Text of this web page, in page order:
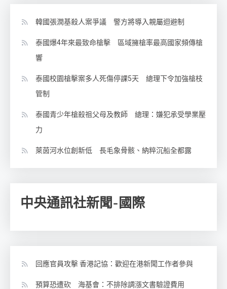
韓國張潤基殺人案爭議 警方將導入親屬迴避制
泰國爆4年來最致命槍擊 區域擁槍率最高國家頻傳槍
響
泰國校園槍擊案多人死傷停課5天 總理下令加強槍枝
管制
泰國青少年槍殺祖父母及教師 總理：嫌犯承受學業壓
力
萊茵河水位創新低 長毛象骨骸、納粹沉船全都露
中央通訊社新聞-國際
回應官員攻擊 香港記協：歡迎在港新聞工作者參與
預算恐遭砍 海基會：不排除調漲文書驗證費用